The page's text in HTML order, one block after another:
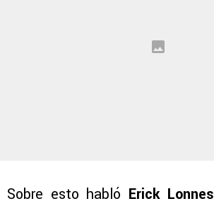
Sobre esto habló Erick Lonnes